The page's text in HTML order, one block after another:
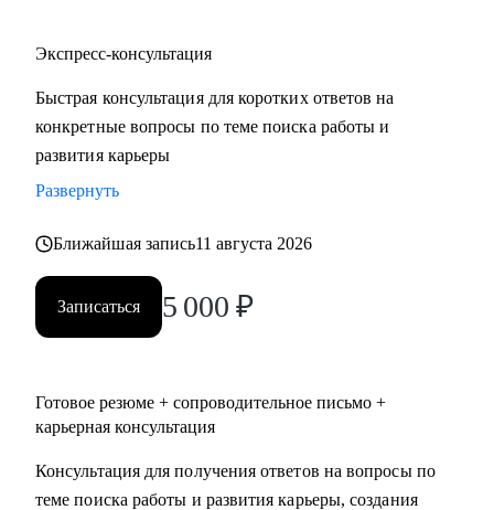
Экспресс-консультация
Быстрая консультация для коротких ответов на
конкретные вопросы по теме поиска работы и
развития карьеры
Развернуть
Ближайшая запись11 августа 2026
Записаться 5 000 ₽
Готовое резюме + сопроводительное письмо +
карьерная консультация
Консультация для получения ответов на вопросы по
теме поиска работы и развития карьеры, создания